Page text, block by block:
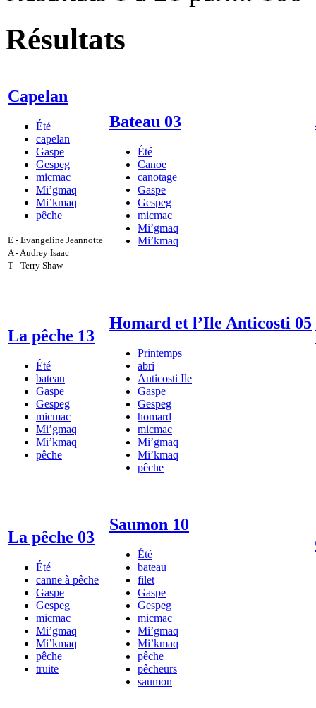
Résultats
Capelan
Été
capelan
Gaspe
Gespeg
micmac
Mi’gmaq
Mi’kmaq
pêche
E - Evangeline Jeannotte
A - Audrey Isaac
T - Terry Shaw
Bateau 03
Été
Canoe
canotage
Gaspe
Gespeg
micmac
Mi’gmaq
Mi’kmaq
La pêche 13
Été
bateau
Gaspe
Gespeg
micmac
Mi’gmaq
Mi’kmaq
pêche
Homard et l’Ile Anticosti 05
Printemps
abri
Anticosti Ile
Gaspe
Gespeg
homard
micmac
Mi’gmaq
Mi’kmaq
pêche
La pêche 03
Été
canne à pêche
Gaspe
Gespeg
micmac
Mi’gmaq
Mi’kmaq
pêche
truite
Saumon 10
Été
bateau
filet
Gaspe
Gespeg
micmac
Mi’gmaq
Mi’kmaq
pêche
pêcheurs
saumon